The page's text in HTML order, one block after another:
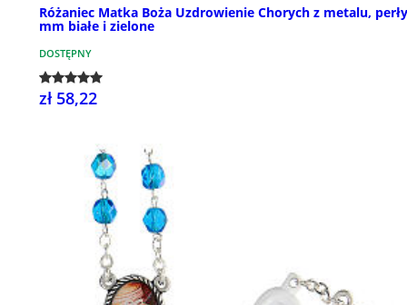
Różaniec Matka Boża Uzdrowienie Chorych z metalu,
mm białe i zielone
DOSTĘPNY
zł 58,22